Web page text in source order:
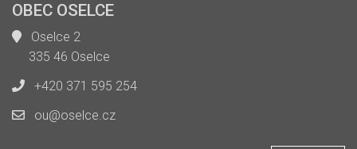
OBEC OSELCE
Oselce 2
335 46 Oselce
+420 371 595 254
ou@oselce.cz